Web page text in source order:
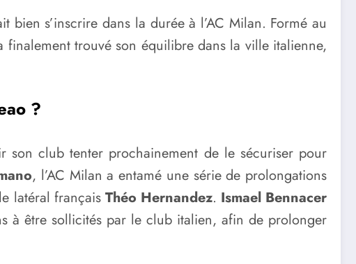
bien s’inscrire dans la durée à l’AC Milan. Formé au
finalement trouvé son équilibre dans la ville italienne,
?
club tenter prochainement de le sécuriser pour
, l’AC Milan a entamé une série de prolongations
latéral français Théo Hernandez. Ismael Bennacer
à être sollicités par le club italien, afin de prolonger